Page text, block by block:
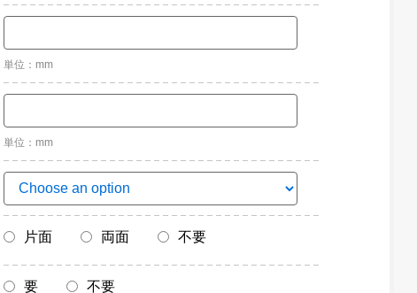
単位：mm
単位：mm
片面 両面 不要
要 不要